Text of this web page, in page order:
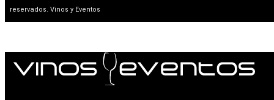
reservados. Vinos y Eventos